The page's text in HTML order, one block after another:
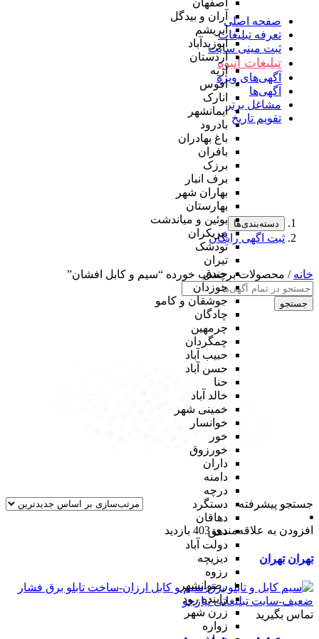
اصفهان
آران و بیدگل
ابریشم
ابوزیدآباد
اردستان
اژیه
افوس
انارک
ایمانشهر
بادرود
باغ بهادران
بافران
برزک
برف انبار
بهاران شهر
بهارستان
بوئین و میاندشت
پیربکران
تودشک
تیران
جندق
جوزدان
جوشقان و کامو
چادگان
چرمهین
چمگردان
حبیب آباد
حسن آباد
حنا
خالد آباد
خمینی شهر
خوانسار
خور
خورزوق
داران
دامنه
درچه
دستگرد
دهاقان
دهق
دولت آباد
دیزیچه
رزوه
رضوانشهر
زاینده رود
زرن شهر
زواره
صفحه اصلی
تعرفه تبلیغات
ثبت مینی سایت
تبلیغات انبوه
آگهی‌های ویژه
آگهی‌ها
مشاغل برتر
تقویم تاریخ
دسته‌بندی‌ها
ثبت اگهی رایگان
خانه / محصولات برچسب خورده “سیم و کابل افشان”
جستجو
جستجو پیشرفته
افزودن به علاقه‌مندی 403 بازدید
تهران تهران
تماس بگیرید